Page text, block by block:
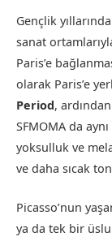
Gençlik
sanat
Paris’e
olarak Paris’e
Period, ardından
SFMOMA da
yoksulluk ve
ve daha sıcak
Picasso’nun
ya da tek bir